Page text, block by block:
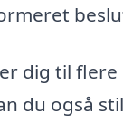
dig til flere
du også